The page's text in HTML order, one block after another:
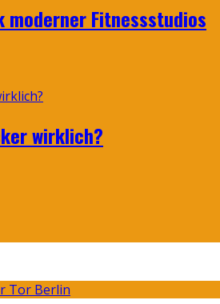
Fitnessstudios
wirklich?